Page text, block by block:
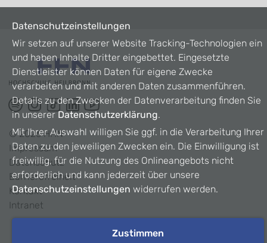
©2026HHN
Impressum
Datenschutz
Barrierefreiheit
Kontakt
Intranet
Datenschutzeinstellungen
Wir setzen auf unserer Website Tracking-Technologien ein
und haben Inhalte Dritter eingebettet. Eingesetzte
Dienstleister können Daten für eigene Zwecke
verarbeiten und mit anderen Daten zusammenführen.
Details zu den Zwecken der Datenverarbeitung finden Sie
in unsererDatenschutzerklärung.
Mit Ihrer Auswahl willigen Sie ggf. in die Verarbeitung Ihrer
Daten zu den jeweiligen Zwecken ein. Die Einwilligung ist
freiwillig, für die Nutzung des Onlineangebots nicht
erforderlich und kann jederzeit über unsere
Datenschutzeinstellungen widerrufen werden.
Zustimmen